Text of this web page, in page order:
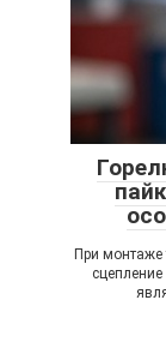
При монтаже